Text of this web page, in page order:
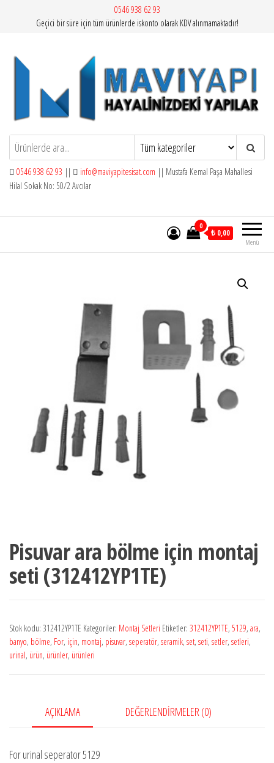
0546 938 62 93
Geçici bir süre için tüm ürünlerde iskonto olarak KDV alınmamaktadır!
Mavi Yapı | Vitra Artema
0546 938 62 93 || info@maviyapitesisat.com || Mustafa Kemal Paşa Mahallesi
Hilal Sokak No: 50/2 Avcılar
Menü
0
₺ 0,00
Pisuvar ara bölme için montaj
seti (312412YP1TE)
Stok kodu: 312412YP1TE Kategoriler: Montaj Setleri Etiketler: 312412YP1TE, 5129, ara,
banyo, bölme, For, için, montaj, pisuvar, seperatör, seramik, set, seti, setler, setleri,
urinal, ürün, ürünler, ürünleri
AÇIKLAMA DEĞERLENDIRMELER (0)
For urinal seperator 5129